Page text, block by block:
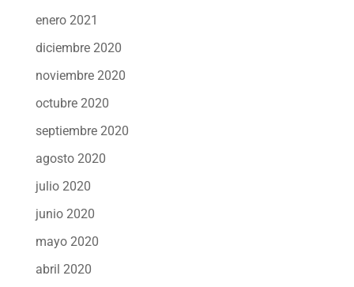
enero 2021
diciembre 2020
noviembre 2020
octubre 2020
septiembre 2020
agosto 2020
julio 2020
junio 2020
mayo 2020
abril 2020